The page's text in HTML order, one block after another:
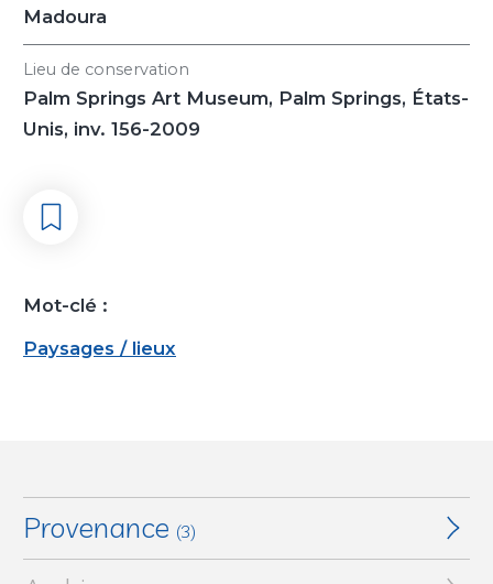
Madoura
Lieu de conservation
Palm Springs Art Museum, Palm Springs, États-
Unis, inv. 156-2009
Mot-clé :
Paysages / lieux
Provenance (3)